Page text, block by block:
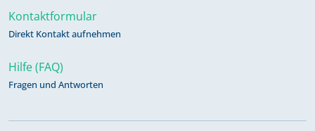
Kontaktformular
Direkt Kontakt aufnehmen
Hilfe (FAQ)
Fragen und Antworten